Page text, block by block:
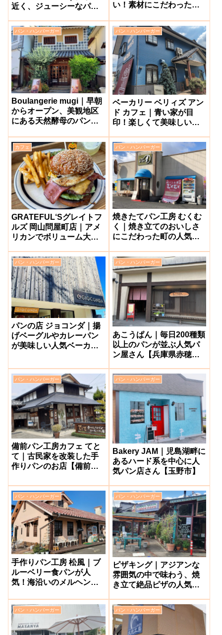
近く、ジューシーなパテ
味しい人気店【岡山市出
石町】
い！素材にこだわったパ
ェ【備前市頭島】
パン・ハンバーガー
Boulangerie mugi｜早朝
からオープン、美観地区
にある天然酵母のパンが
知】
パン・ハンバーガー
ベーカリー ベリィズ アン
ド カフェ｜青い家が目
印！楽しくて美味しいパ
ん【倉敷市玉島】
カフェ
GRATEFUL‘Sグレイトフ
ルズ 岡山問屋町店｜アメ
リカンでボリューム大の
山市北区】
パン・ハンバーガー
焼きたてパン工房 むくむ
く｜焼き立てのおいしさ
にこだわった町の人気ベ
船】
パン・ハンバーガー
パンの店 ジョコンダ｜揚
げベーグルやカレーパン
が美味しい人気ベーカリ
パン・ハンバーガー
あこうぱん｜毎日200種類
以上のパンが並ぶ人気パ
ン屋さん【兵庫県赤穂
パン・ハンバーガー
備前パン工房カフェ てと
て｜古民家を改装した手
作りパンのお店【備前
パン・ハンバーガー
Bakery JAM｜児島湖畔に
あるハード系を中心に人
気パン店さん【玉野市】
パン・ハンバーガー
手作りパン工房 松風｜ブ
ルーベリー食パンが人
気！海沿いのメルヘンな
パン・ハンバーガー
ピザキング｜アジアンな
雰囲気の中で味わう、焼
き立て絶品ピザの人気店
パン・ハンバーガー パン・ハンバーガー